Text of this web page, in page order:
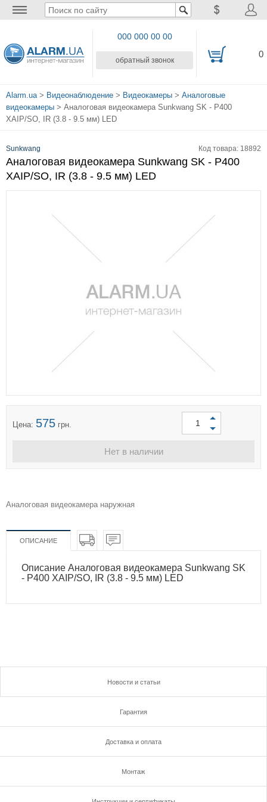
000 000 00 00
обратный звонок
0
Alarm.ua> Видеонаблюдение > Видеокамеры > Аналоговые
видеокамеры > Аналоговая видеокамера Sunkwang SK - P400
XAIP/SO, IR (3.8 - 9.5 мм) LED
Sunkwang Код товара: 18892
Аналоговая видеокамера Sunkwang SK - P400
XAIP/SO, IR (3.8 - 9.5 мм) LED
Цена: 575 грн.
Нет в наличии
Аналоговая видеокамера наружная
ОПИСАНИЕ
Описание Аналоговая видеокамера Sunkwang SK
- P400 XAIP/SO, IR (3.8 - 9.5 мм) LED
Новости и статьи
Гарантия
Доставка и оплата
Монтаж